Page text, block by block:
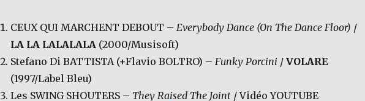
CEUX QUI MARCHENT DEBOUT – Everybody Dance (On The Dance Floor) /
LA LA LALALALA(2000/Musisoft)
Stefano Di BATTISTA (+Flavio BOLTRO) – Funky Porcini / VOLARE
(1997/Label Bleu)
Les SWING SHOUTERS – They Raised The Joint/ Vidéo YOUTUBE